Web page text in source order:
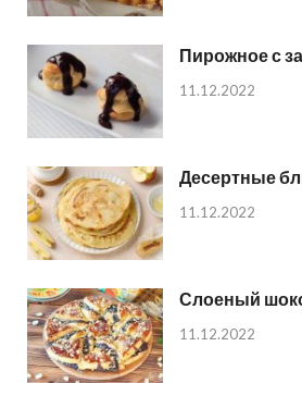
Пирожное с
11.12.2022
Десертные
11.12.2022
Слоеный
11.12.2022